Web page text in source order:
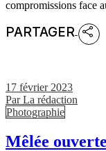
compromissions face
PARTAGER
17 février 2023
ParLa rédaction
Photographie
Mêlée ouverte